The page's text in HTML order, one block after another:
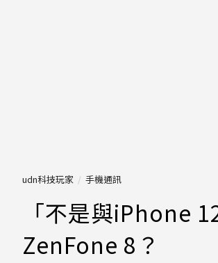
udn科技玩家 手機通訊
「不是與iPhone
ZenFone 8？